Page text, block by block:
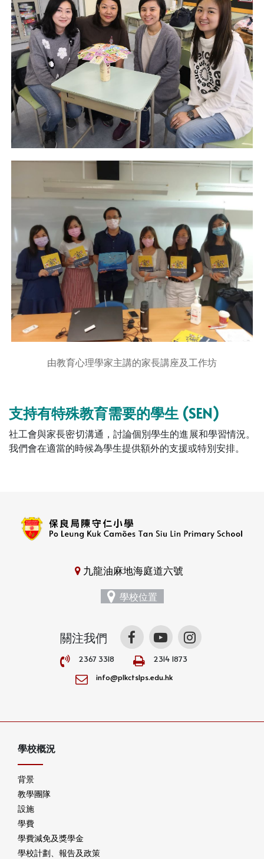
由教育心理學家主講的家長講座及工作坊
支持有特殊教育需要的學生 (SEN)
社工會與家長密切溝通，討論個別學生的進展和學習情況。
我們會在適當的時候為學生提供額外的支援或特別安排。
九龍油麻地海庭道六號
學校位置
關注我們
2367 3318
2314 1873
info@plkctslps.edu.hk
學校概況
背景
教學團隊
設施
學費
學費減免及獎學金
學校計劃、報告及政策